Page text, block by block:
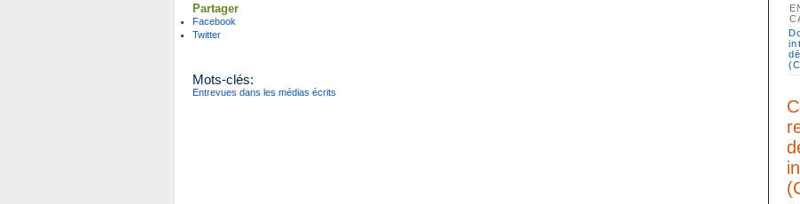
Partager
Facebook
Twitter
Mots-clés:
Entrevues dans les médias écrits